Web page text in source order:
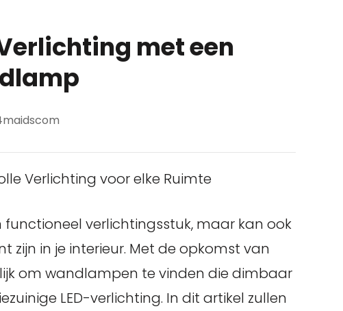
met een
Verlichting voor elke Ruimte
verlichtingsstuk, maar kan ook
zijn in je interieur. Met de opkomst van
om wandlampen te vinden die dimbaar
LED-verlichting. In dit artikel zullen